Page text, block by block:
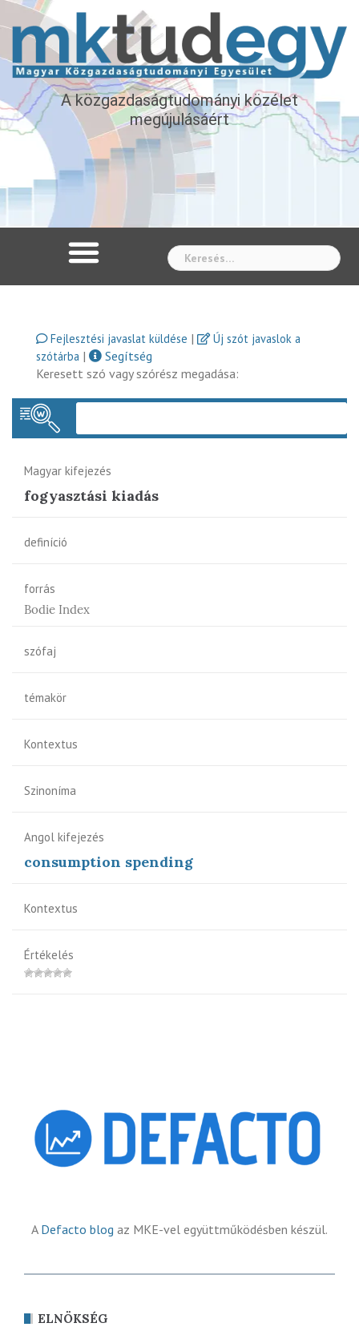
A közgazdaságtudományi közélet
megújulásáért
Fejlesztési javaslat küldése |
Új szót javaslok a
szótárba |
Segítség
Keresett szó vagy szórész megadása:
Magyar kifejezés
fogyasztási kiadás
definíció
forrás
Bodie Index
szófaj
témakör
Kontextus
Szinoníma
Angol kifejezés
consumption spending
Kontextus
Értékelés
A Defacto blog az MKE-vel együttműködésben készül.
ELNÖKSÉG